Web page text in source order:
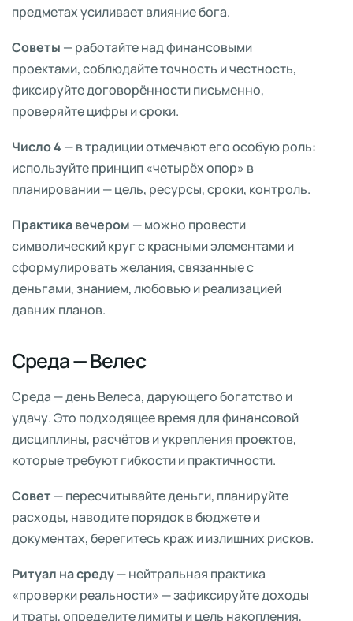
предметах усиливает влияние бога.
Советы — работайте над финансовыми
проектами, соблюдайте точность и честность,
фиксируйте договорённости письменно,
проверяйте цифры и сроки.
Число 4 — в традиции отмечают его особую роль:
используйте принцип «четырёх опор» в
планировании — цель, ресурсы, сроки, контроль.
Практика вечером — можно провести
символический круг с красными элементами и
сформулировать желания, связанные с
деньгами, знанием, любовью и реализацией
давних планов.
Среда — Велес
Среда — день Велеса, дарующего богатство и
удачу. Это подходящее время для финансовой
дисциплины, расчётов и укрепления проектов,
которые требуют гибкости и практичности.
Совет — пересчитывайте деньги, планируйте
расходы, наводите порядок в бюджете и
документах, берегитесь краж и излишних рисков.
Ритуал на среду— нейтральная практика
«проверки реальности» — зафиксируйте доходы
и траты, определите лимиты и цель накопления,